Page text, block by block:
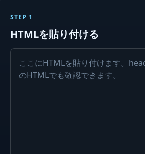
STEP 1
HTMLを貼り付ける